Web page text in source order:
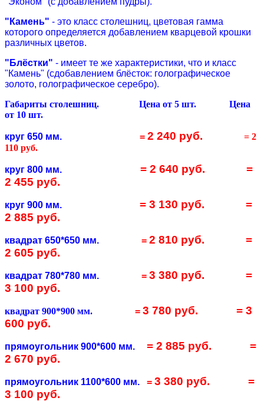
"Камень" - это класс столешниц, цветовая гамма
которого определяется добавлением кварцевой крошки
различных цветов.
"Блёстки" - имеет те же характеристики, что и класс
"Камень" (сдобавлением блёсток: голографическое
золото, голографическое серебро).
Габариты столешниц. Цена от 5 шт. Цена
от 10 шт.
круг 650 мм. = 2 240 руб.
= 2
110 руб.
круг 800 мм. = 2 640 руб.
=
2 455 руб.
круг 900 мм. = 3 130 руб.
=
2 885 руб.
квадрат 650*650 мм. = 2 810 руб.
=
2 605 руб.
квадрат 780*780 мм. = 3 380 руб.
=
3 100 руб.
квадрат 900*900 мм. = 3 780 руб.
= 3
600 руб.
прямоугольник 900*600 мм. = 2 885 руб.
=
2 670 руб.
прямоугольник 1100*600 мм. = 3 380 руб.
=
3 100 руб.